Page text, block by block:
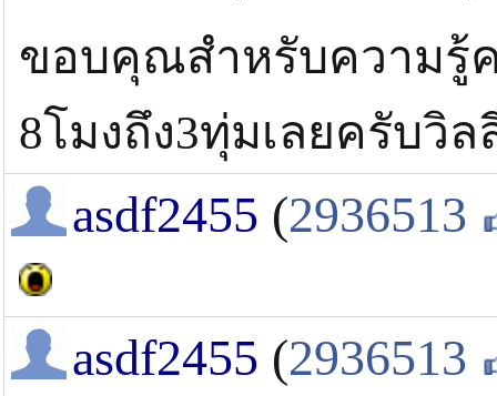
ขอบคุณสำหรับความรู้
8โมงถึง3ทุ่มเลยครับวิ
asdf2455 (2936513
asdf2455 (2936513